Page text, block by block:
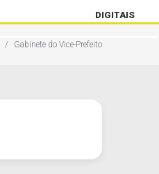
DIGITAIS
Gabinete do Vice-Prefeito